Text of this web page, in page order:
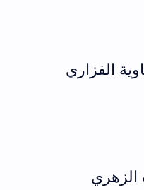
الفزاري